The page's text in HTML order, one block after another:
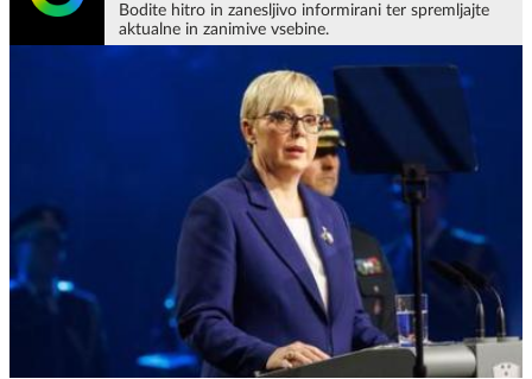
Bodite hitro in zanesljivo informirani ter spremljajte
aktualne in zanimive vsebine.